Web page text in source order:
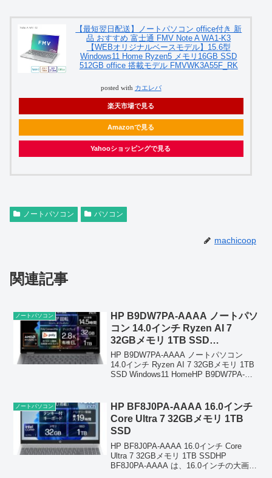
【最短翌日配送】ノートパソコン office付き 新
品 おすすめ 富士通 FMV Note A WA1-K3
【WEBオリジナルベースモデル】15.6型
Windows11 Home Ryzen5 メモリ16GB SSD
512GB office 搭載モデル FMVWK3A55F_RK
posted with カエレバ
楽天市場で見る
Amazonで見る
Yahooショッピングで見る
ノートパソコン パソコン
machicoop
関連記事
ノートパソコン
HP B9DW7PA-AAAA ノートパソ
コン 14.0インチ Ryzen AI 7
32GBメモリ 1TB SSD
Windows11 Home
HP B9DW7PA-AAAA ノートパソコン
14.0インチ Ryzen AI 7 32GBメモリ 1TB
SSD Windows11 HomeHP B9DW7PA-
ノートパソコン
HP BF8J0PA-AAAA 16.0インチ
Core Ultra 7 32GBメモリ 1TB
SSD
HP BF8J0PA-AAAA 16.0インチ Core
Ultra 7 32GBメモリ 1TB SSDHP
BF8J0PA‑AAAA は、16.0インチの大画面